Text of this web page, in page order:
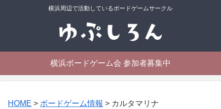
横浜周辺で活動しているボードゲームサークル
横浜ボードゲーム会 参加者募集中
HOME > ボードゲーム情報 > カルタマリナ